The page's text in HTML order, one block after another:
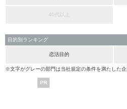
40代以上
目的別ランキング
恋活目的
※文字がグレーの部門は当社規定の条件を満たした
PR